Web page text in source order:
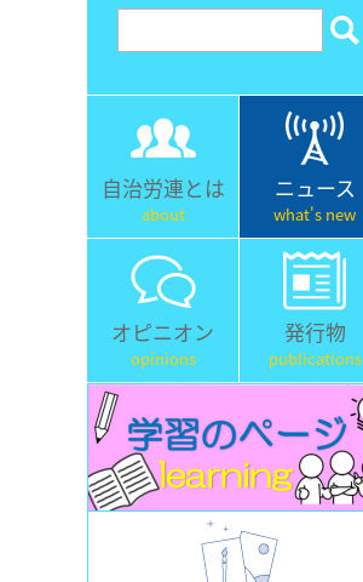
自治労連とは
about
ニュース
what's new
オピニオン
opinions
発行物
publications